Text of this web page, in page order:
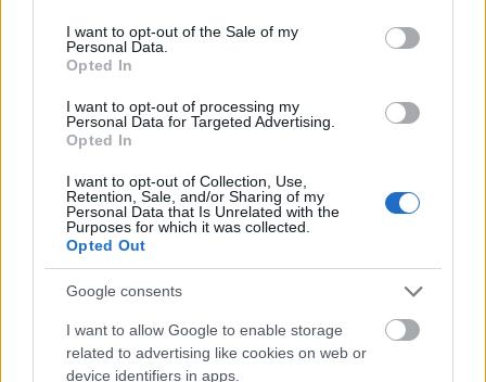
consent section.
I want to opt-out of the Sale of my
Personal Data.
Opted In
I want to opt-out of processing my
Personal Data for Targeted Advertising.
Opted In
I want to opt-out of Collection, Use,
Retention, Sale, and/or Sharing of my
Personal Data that Is Unrelated with the
Purposes for which it was collected.
Opted Out
Google consents
I want to allow Google to enable storage
related to advertising like cookies on web or
device identifiers in apps.
akkor a rendezés mellett szívesen magára vállalja a
díszlettervezés feladatát is. "Ez a színpadkép
úgy, mint a szabadtérisMarica grófnő
hatalmas,
piros körömcipője. Az operában a mesében szereplő
cipellő helyett Hamupipőke egy karkötőt ad a
hercegnek, mi azonbanPál Tamássalúgy döntöttünk,
hogy visszahozzuk a cipellős változatot, mert
szerintünk ez is lényeges eleme a jól ismert
Hamupipőke-történetnek. Ez a díszlet egy olyan
emlékeztet" - mesélte
Délmagyarországnak.